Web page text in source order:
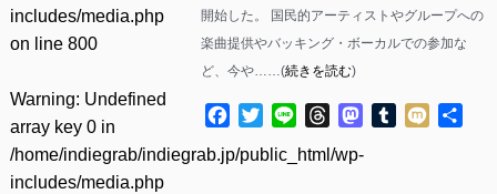
includes/media.php
on line 800
Warning: Undefined
array key 0 in
/home/indiegrab/indiegrab.jp/public_html/wp-
includes/media.php
開始した。 国民的アーティストやグループへの
楽曲提供やバッキング・ボーカルでの参加な
ど、今や……(続きを読む)
Facebook
TwitterLine ThreadsMastodon
Tumblr
Mixi